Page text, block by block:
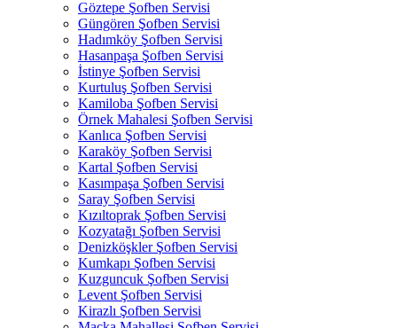
Göztepe Şofben Servisi
Güngören Şofben Servisi
Hadımköy Şofben Servisi
Hasanpaşa Şofben Servisi
İstinye Şofben Servisi
Kurtuluş Şofben Servisi
Kamiloba Şofben Servisi
Örnek Mahalesi Şofben Servisi
Kanlıca Şofben Servisi
Karaköy Şofben Servisi
Kartal Şofben Servisi
Kasımpaşa Şofben Servisi
Saray Şofben Servisi
Kızıltoprak Şofben Servisi
Kozyatağı Şofben Servisi
Denizköşkler Şofben Servisi
Kumkapı Şofben Servisi
Kuzguncuk Şofben Servisi
Levent Şofben Servisi
Kirazlı Şofben Servisi